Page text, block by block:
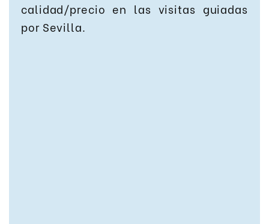
calidad/precio en las visitas guiadas
por Sevilla.